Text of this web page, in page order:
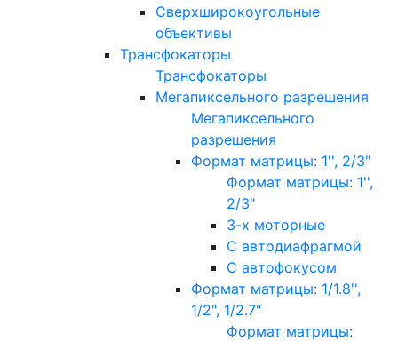
Сверхширокоугольные
объективы
Трансфокаторы
Трансфокаторы
Мегапиксельного разрешения
Мегапиксельного
разрешения
Формат матрицы: 1'', 2/3"
Формат матрицы: 1'',
2/3"
3-х моторные
С автодиафрагмой
С автофокусом
Формат матрицы: 1/1.8'',
1/2", 1/2.7"
Формат матрицы: